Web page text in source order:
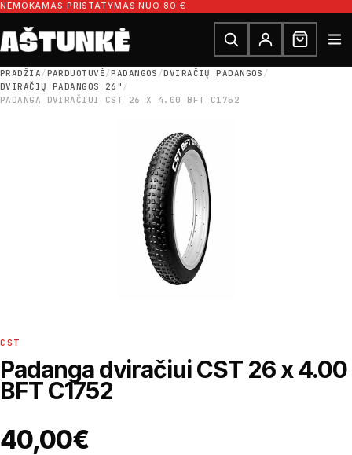
Pereiti prie turinio
NEMOKAMAS PRISTATYMAS NUO 80 €
Ieškoti dalių
Ieškoti
PRADŽIA/PARDUOTUVĖ/PADANGOS /DVIRAČIŲ PADANGOS /
DVIRAČIŲ PADANGOS 26" /
PADANGA DVIRAČIUI CST 26 X 4.00 BFT C1752
CST
Padanga dviračiui CST 26 x 4.00
BFT C1752
40,00€